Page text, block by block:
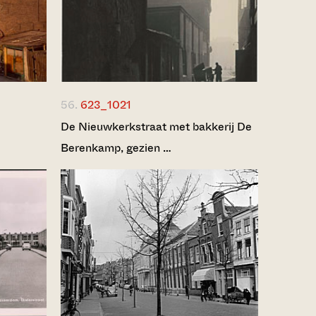
56. 623_1021
De Nieuwkerkstraat met bakkerij De
Berenkamp, gezien …